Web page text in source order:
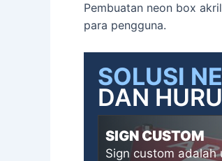
Pembuatan neon box
para pengguna.
SOLUSI
DAN
SIGN CUSTOM
Sign custom adalah